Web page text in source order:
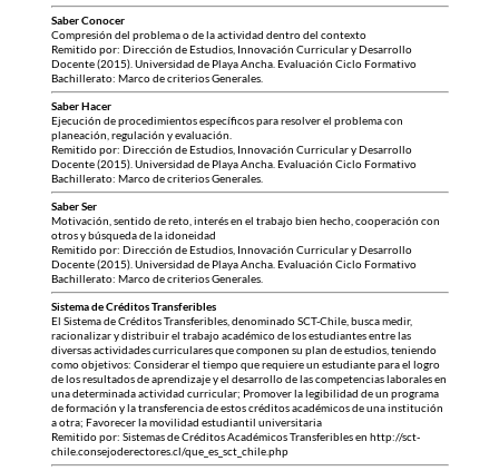
Saber Conocer
Compresión del problema o de la actividad dentro del contexto
Remitido por: Dirección de Estudios, Innovación Curricular y Desarrollo
Docente (2015). Universidad de Playa Ancha. Evaluación Ciclo Formativo
Bachillerato: Marco de criterios Generales.
Saber Hacer
Ejecución de procedimientos específicos para resolver el problema con
planeación, regulación y evaluación.
Remitido por: Dirección de Estudios, Innovación Curricular y Desarrollo
Docente (2015). Universidad de Playa Ancha. Evaluación Ciclo Formativo
Bachillerato: Marco de criterios Generales.
Saber Ser
Motivación, sentido de reto, interés en el trabajo bien hecho, cooperación con
otros y búsqueda de la idoneidad
Remitido por: Dirección de Estudios, Innovación Curricular y Desarrollo
Docente (2015). Universidad de Playa Ancha. Evaluación Ciclo Formativo
Bachillerato: Marco de criterios Generales.
Sistema de Créditos Transferibles
El Sistema de Créditos Transferibles, denominado SCT-Chile, busca medir,
racionalizar y distribuir el trabajo académico de los estudiantes entre las
diversas actividades curriculares que componen su plan de estudios, teniendo
como objetivos: Considerar el tiempo que requiere un estudiante para el logro
de los resultados de aprendizaje y el desarrollo de las competencias laborales en
una determinada actividad curricular; Promover la legibilidad de un programa
de formación y la transferencia de estos créditos académicos de una institución
a otra; Favorecer la movilidad estudiantil universitaria
Remitido por: Sistemas de Créditos Académicos Transferibles en http://sct-
chile.consejoderectores.cl/que_es_sct_chile.php